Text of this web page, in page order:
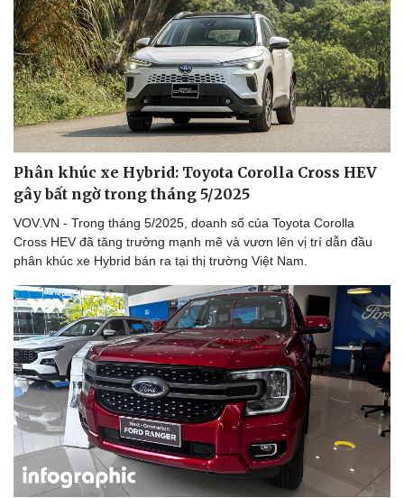
Phân khúc xe Hybrid: Toyota Corolla Cross HEV
gây bất ngờ trong tháng 5/2025
VOV.VN - Trong tháng 5/2025, doanh số của Toyota Corolla
Cross HEV đã tăng trưởng mạnh mẽ và vươn lên vị trí dẫn đầu
phân khúc xe Hybrid bán ra tại thị trường Việt Nam.